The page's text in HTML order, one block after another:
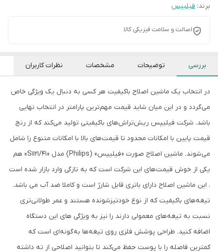
برند: فیلیپس
اصالت و سلامت فیزیکی کالا
بررسی توضیحات مشخصات نظرات کاربران
در انتخاب یک ماشین اصلاح باکیفیت هر کسی به دنبال یک ویژگی خاص
می‌گردد و در این میان شاید قیمت مهم‌ترین پارامتر در انتخاب نهایی
باشد. شرکت فیلیپس ریش‌تراش‌های باکیفیتی تولید می‌کند که از رنج
قیمت پایین با امکانات محدود تا قیمت‌های بالا با امکانات متنوع را شامل
می‌شوند. ماشین اصلاح صورت «فیلیپس» (Philips) مدل «S1121/41» هم
یکی از خوش قیمت‌های این شرکت است که به تازگی وارد بازار شده است
. این ماشین اصلاح دارای باتری قابل شارژ است و کاملا ضد آب می باشد.
تیغه‌های باکیفیت که از نوع خودتیزشونده هستند و عمر طولانی‌تری
نسبت به تیغه‌های معمولی دارند را نیز به ویژگی های این دستگاه
اضافه کنید. طراحی پوشش فلزی روی تیغه‌ها به‌گونه‌ای است که
کمترین فاصله را با پوست حفظ می‌کند تا بتوانید اصلاحی از ته داشته